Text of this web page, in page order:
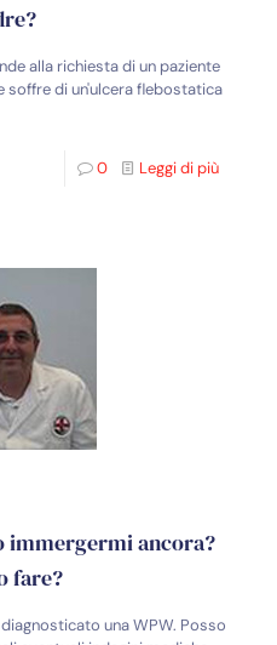
alla richiesta di un paziente
soffre di un'ulcera flebostatica
0 Leggi di più
immergermi ancora?
fare?
una WPW. Posso